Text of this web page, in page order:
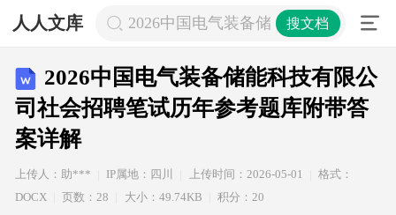
人人文库 2026中国电气装备储能科技有限公司
搜文档
2026中国电气装备储能科技有限公
司社会招聘笔试历年参考题库附带答
案详解
上传人：助*** IP属地：四川 上传时间：2026-05-01
格式：
DOCX
页数：28 大小：49.74KB 积分：20